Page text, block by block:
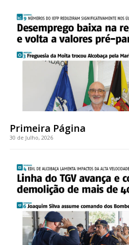
Planos de
Faça-se assinante do Região de Cister e
Sendo assinante terá acesso a todos os
digitais.
Escolha o plano de
32€
12 meses
Edição em papel entregue à
Primeira Página
30 de Julho, 2026